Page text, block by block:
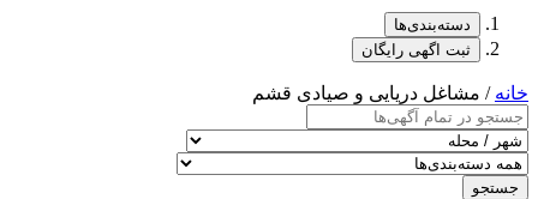
دسته‌بندی‌ها
ثبت اگهی رایگان
خانه / مشاغل دریایی و صیادی قشم
جستجو